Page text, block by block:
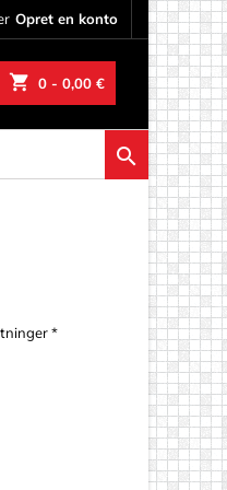
Opret en konto
shopping_cart 0 - 0,00 €

*